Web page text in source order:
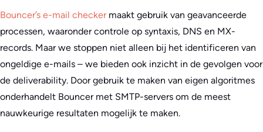
Bouncer’s e-mail checker maakt gebruik van geavanceerde
processen, waaronder controle op syntaxis, DNS en MX-
records. Maar we stoppen niet alleen bij het identificeren van
ongeldige e-mails – we bieden ook inzicht in de gevolgen voor
de deliverability. Door gebruik te maken van eigen algoritmes
onderhandelt Bouncer met SMTP-servers om de meest
nauwkeurige resultaten mogelijk te maken.